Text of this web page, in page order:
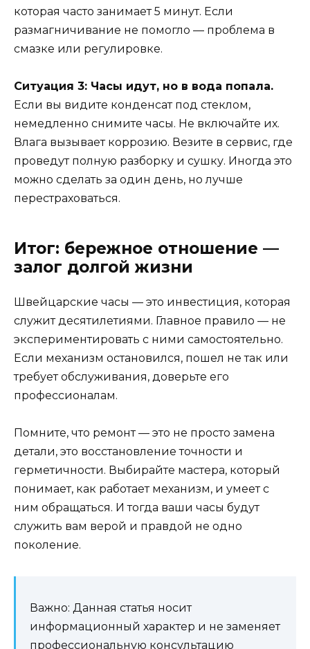
которая часто занимает 5 минут. Если
размагничивание не помогло — проблема в
смазке или регулировке.
Ситуация 3: Часы идут, но в вода попала.
Если вы видите конденсат под стеклом,
немедленно снимите часы. Не включайте их.
Влага вызывает коррозию. Везите в сервис, где
проведут полную разборку и сушку. Иногда это
можно сделать за один день, но лучше
перестраховаться.
Итог: бережное отношение —
залог долгой жизни
Швейцарские часы — это инвестиция, которая
служит десятилетиями. Главное правило — не
экспериментировать с ними самостоятельно.
Если механизм остановился, пошел не так или
требует обслуживания, доверьте его
профессионалам.
Помните, что ремонт — это не просто замена
детали, это восстановление точности и
герметичности. Выбирайте мастера, который
понимает, как работает механизм, и умеет с
ним обращаться. И тогда ваши часы будут
служить вам верой и правдой не одно
поколение.
Важно: Данная статья носит
информационный характер и не заменяет
профессиональную консультацию